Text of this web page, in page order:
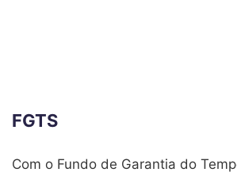
FGTS
Com o Fundo de Garantia do